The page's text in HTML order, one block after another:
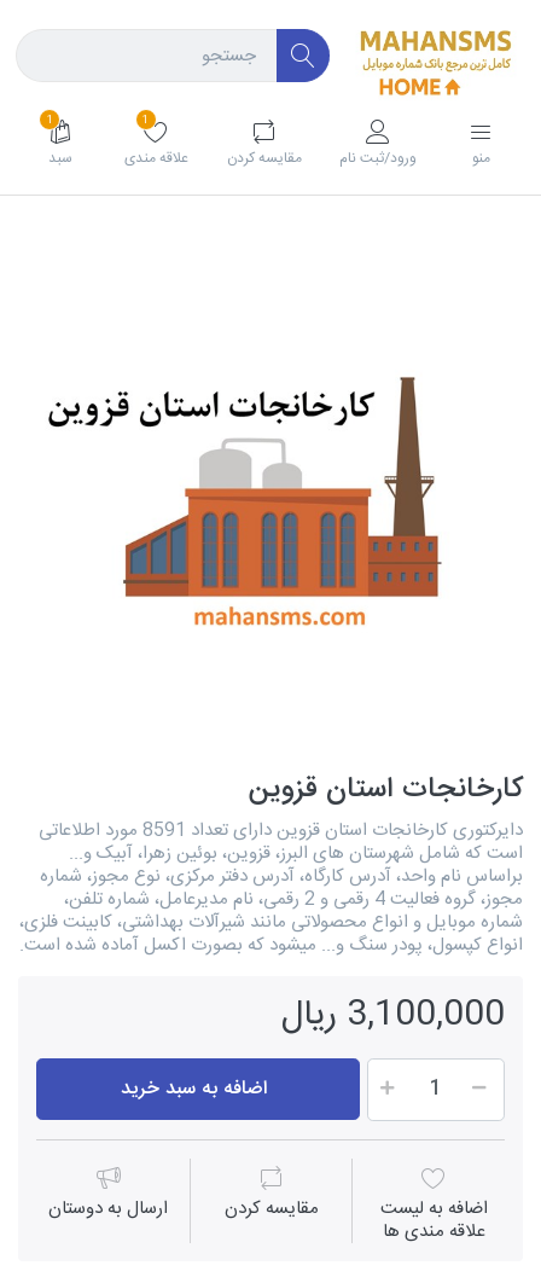
منو ورود/ثبت نام مقايسه كردن
1
علاقه مندی
1
سبد
کارخانجات استان قزوین
دایرکتوری کارخانجات استان قزوین دارای تعداد 8591 مورد اطلاعاتی
است که شامل شهرستان های البرز، قزوین، بوئین زهرا، آبیک و...
براساس نام واحد، آدرس کارگاه، آدرس دفتر مرکزی، نوع مجوز، شماره
مجوز، گروه فعالیت 4 رقمی و 2 رقمی، نام مدیرعامل، شماره تلفن،
شماره موبایل و انواع محصولاتی مانند شیرآلات بهداشتی، کابینت فلزی،
انواع کپسول، پودر سنگ و... میشود که بصورت اکسل آماده شده است.
3,100,000 ریال
اضافه به سبد خرید
اضافه به لیست
علاقه مندی ها
مقايسه كردن ارسال به دوستان